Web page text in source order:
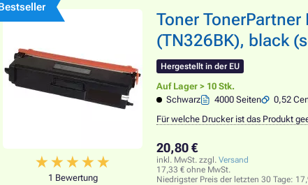
1 Bewertung
Toner TonerPartner
(TN326BK), black
Hergestellt in der EU
Auf Lager > 10 Stk.
Schwarz
4000 Seiten 0,52
Für welche Drucker ist das Produkt
20,80 €
inkl. MwSt. zzgl. Versand
17,33 € ohne MwSt.
Niedrigster Preis der letzten 30 Tage: